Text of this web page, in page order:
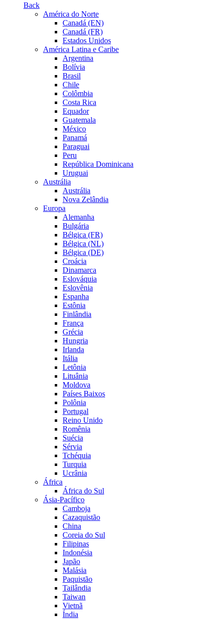
Back
América do Norte
Canadá (EN)
Canadá (FR)
Estados Unidos
América Latina e Caribe
Argentina
Bolívia
Brasil
Chile
Colômbia
Costa Rica
Equador
Guatemala
México
Panamá
Paraguai
Peru
República Dominicana
Uruguai
Austrália
Austrália
Nova Zelândia
Europa
Alemanha
Bulgária
Bélgica (FR)
Bélgica (NL)
Bélgica (DE)
Croácia
Dinamarca
Eslováquia
Eslovênia
Espanha
Estônia
Finlândia
França
Grécia
Hungria
Irlanda
Itália
Letônia
Lituânia
Moldova
Países Baixos
Polônia
Portugal
Reino Unido
Romênia
Suécia
Sérvia
Tchéquia
Turquia
Ucrânia
África
África do Sul
Ásia-Pacífico
Camboja
Cazaquistão
China
Coreia do Sul
Filipinas
Indonésia
Japão
Malásia
Paquistão
Tailândia
Taiwan
Vietnã
Índia